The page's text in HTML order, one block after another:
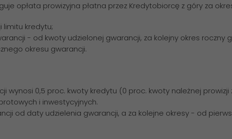
opłata prowizyjna płatna przez Kredytobiorcę z góry za
kredytu;
- od kwoty udzielonej gwarancji, za kolejny okres
okresu gwarancji.
wynosi 0,5 proc. kwoty kredytu (0 proc. kwoty należnej prowizji
i inwestycyjnych.
od daty udzielenia gwarancji, a za kolejne okresy - od